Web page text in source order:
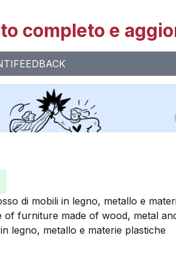
completo e
FEEDBACK
di mobili in legno, metallo e
furniture made of wood, metal
legno, metallo e materie plastiche